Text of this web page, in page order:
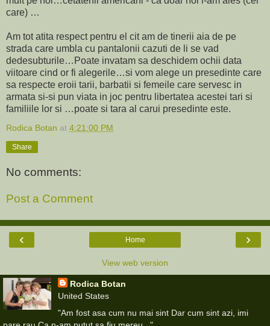
care) …
Am tot atita respect pentru el cit am de tinerii aia de pe
strada care umbla cu pantalonii cazuti de li se vad
dedesubturile…Poate invatam sa deschidem ochii data
viitoare cind or fi alegerile…si vom alege un presedinte care
sa respecte eroii tarii, barbatii si femeile care servesc in
armata si-si pun viata in joc pentru libertatea acestei tari si
familiile lor si …poate si tara al carui presedinte este.
Rodica Botan at 4:21:00 PM
Share
No comments:
Post a Comment
‹ ›
Home
View web version
Rodica Botan
United States
"Am fost asa cum nu mai sint Dar cum sint azi, imi